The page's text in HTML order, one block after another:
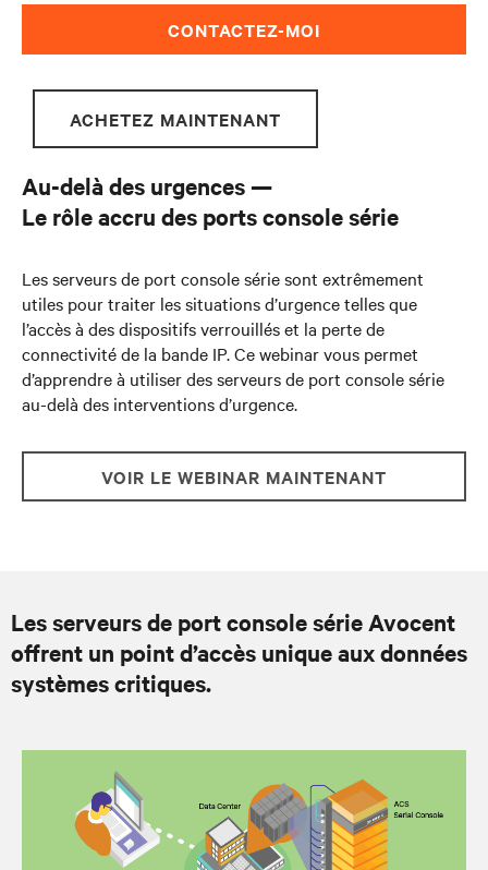
CONTACTEZ-MOI
ACHETEZ MAINTENANT
Au-delà des urgences —
Le rôle accru des ports console série
Les serveurs de port console série sont extrêmement
utiles pour traiter les situations d’urgence telles que
l’accès à des dispositifs verrouillés et la perte de
connectivité de la bande IP. Ce webinar vous permet
d’apprendre à utiliser des serveurs de port console série
au-delà des interventions d’urgence.
VOIR LE WEBINAR MAINTENANT
Les serveurs de port console série Avocent
offrent un point d’accès unique aux données
systèmes critiques.